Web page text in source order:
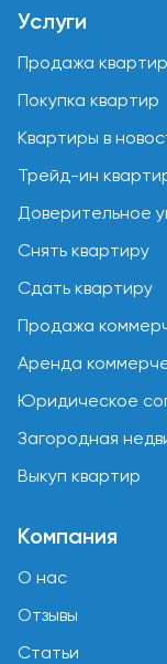
Услуги
Продажа квартир
Покупка квартир
Квартиры в
Трейд-ин
Доверительное
Снять квартиру
Сдать квартиру
Продажа
Аренда
Юридическое
Загородная
Выкуп квартир
Компания
О нас
Отзывы
Статьи